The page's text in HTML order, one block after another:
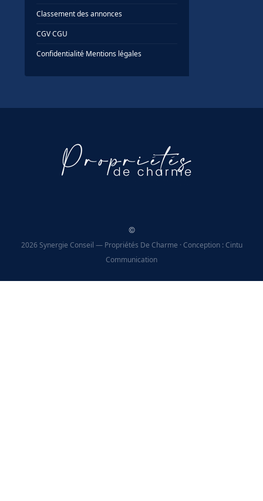
Classement des annonces
CGV·CGU
Confidentialité·Mentions légales
©
2026 Synergie Conseil — Propriétés De Charme · Conception : Cintu
Communication